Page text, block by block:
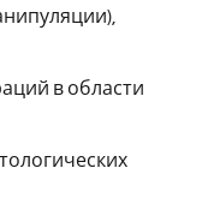
в области